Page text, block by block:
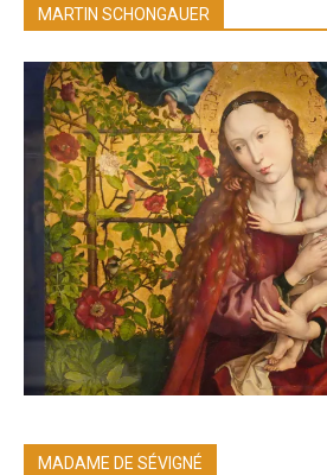
MARTIN SCHONGAUER
MADAME DE SÉVIGNÉ